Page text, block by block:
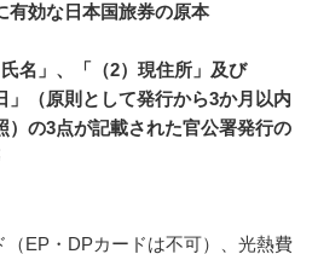
有効な日本国旅券の原本
名」、「（2）現住所」及び
」（原則として発行から3か月以内
）の3点が記載された官公署発行の
EP・DPカードは不可）、光熱費